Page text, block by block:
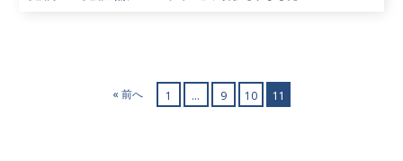
« 前へ 1 … 9 10 11